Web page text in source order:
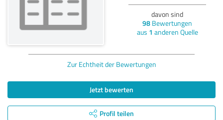
davon sind
98 Bewertungen
aus 1 anderen Quelle
Zur Echtheit der Bewertungen
Jetzt bewerten
Profil teilen